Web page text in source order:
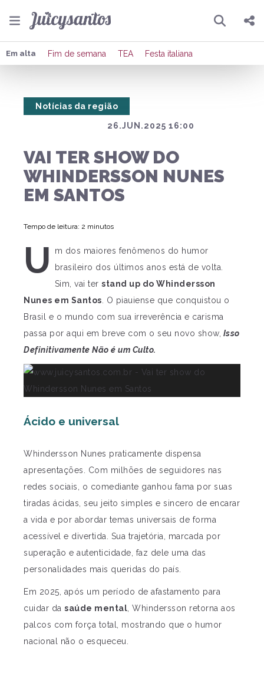
Pesquisar
Compartilhar
Em alta Fim de semana TEA Festa italiana
26.JUN.2025 16:00
Notícias da região
VAI TER SHOW DO
WHINDERSSON NUNES
EM SANTOS
Tempo de leitura: 2 minutos
U
m dos maiores fenômenos do humor
brasileiro dos últimos anos está de volta.
Sim, vai ter stand up do Whindersson
Nunes em Santos . O piauiense que conquistou o
Brasil e o mundo com sua irreverência e carisma
passa por aqui em breve com o seu novo show, Isso
Definitivamente Não é um Culto.
Ácido e universal
Whindersson Nunes praticamente dispensa
apresentações. Com milhões de seguidores nas
redes sociais, o comediante ganhou fama por suas
tiradas ácidas, seu jeito simples e sincero de encarar
a vida e por abordar temas universais de forma
acessível e divertida. Sua trajetória, marcada por
superação e autenticidade, faz dele uma das
personalidades mais queridas do país.
Em 2025, após um período de afastamento para
cuidar da saúde mental , Whindersson retorna aos
palcos com força total, mostrando que o humor
nacional não o esqueceu.